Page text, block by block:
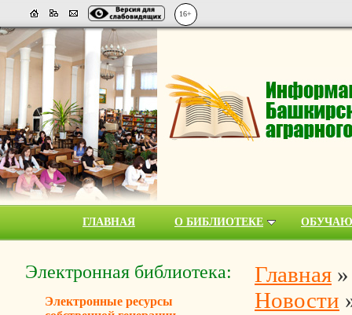
16+
ГЛАВНАЯ О БИБЛИОТЕКЕ
Электронная библиотека:
Электронные ресурсы
Главная
Новости